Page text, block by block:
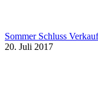
Sommer Schluss
20. Juli 2017